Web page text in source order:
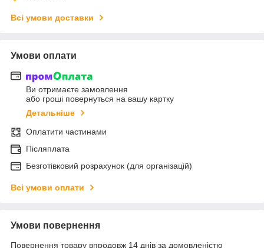
Всі умови доставки
Умови оплати
Ви отримаєте замовлення
або гроші повернуться на вашу картку
Детальніше
Оплатити частинами
Післяплата
Безготівковий розрахунок (для організацій)
Всі умови оплати
Умови повернення
Повернення товару впродовж 14 днів за домовленістю